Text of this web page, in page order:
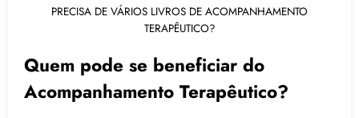
PRECISA DE VÁRIOS LIVROS DE ACOMPANHAMENTO
TERAPÊUTICO?
Quem pode se beneficiar do
Acompanhamento Terapêutico?